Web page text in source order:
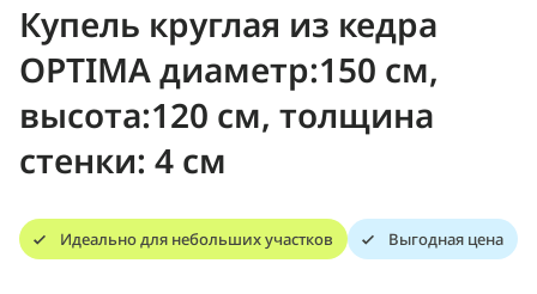
Купель круглая из кедра
OPTIMA диаметр:150 см,
высота:120 см, толщина
стенки: 4 см
Идеально для небольших участков Выгодная цена